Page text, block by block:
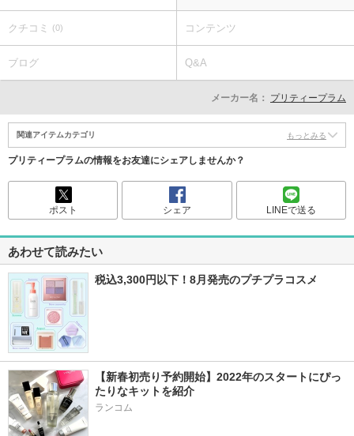
クチコミ (0) コンテンツ
ブログ Q&A
メーカー名： プリティープラム
関連アイテムカテゴリ もっとみる
プリティープラムの情報をお友達にシェアしませんか？
ポスト シェア LINEで送る
あわせて読みたい
税込3,300円以下！8月発売のプチプラコスメ
【新春初売り予約開始】2022年のスタートにぴっ
たりなキットを紹介
ランコム